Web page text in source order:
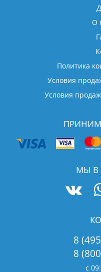
О
Политика
Условия
Условия
МЫ В
8
8
с